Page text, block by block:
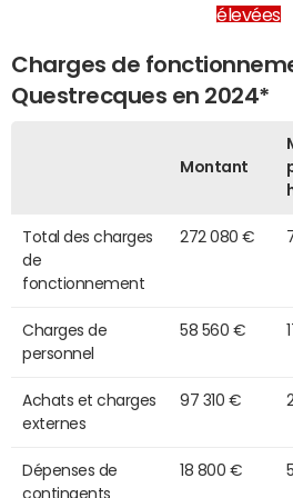
élevées
Charges de
Questrecques en 2024*
Montant
Total des charges
de
fonctionnement
272 080 €
Charges de
personnel
58 560 €
Achats et charges
externes
97 310 €
Dépenses de
contingents
18 800 €